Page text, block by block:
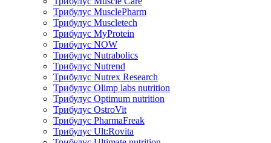
Трибулус MusclePharm
Трибулус Muscletech
Трибулус MyProtein
Трибулус NOW
Трибулус Nutrabolics
Трибулус Nutrend
Трибулус Nutrex Research
Трибулус Olimp labs nutrition
Трибулус Optimum nutrition
Трибулус OstroVit
Трибулус PharmaFreak
Трибулус Ult:Rovita